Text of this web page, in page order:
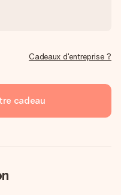
Cadeaux d'entreprise ?
cadeau